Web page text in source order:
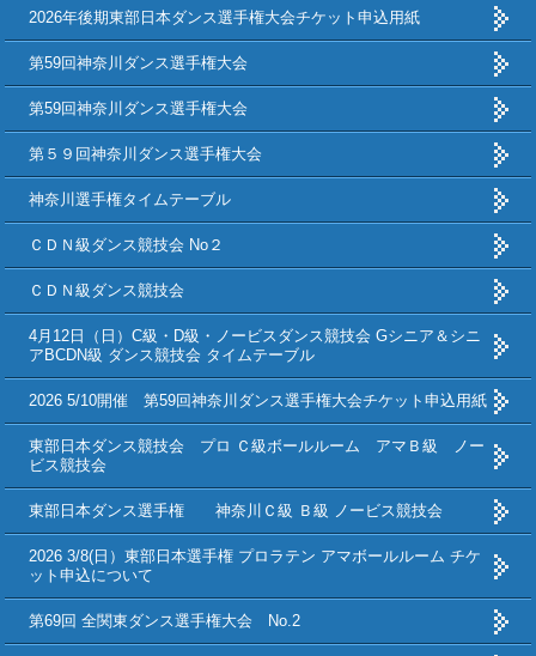
2026年後期東部日本ダンス選手権大会チケット申込用紙
第59回神奈川ダンス選手権大会
第59回神奈川ダンス選手権大会
第５９回神奈川ダンス選手権大会
神奈川選手権タイムテーブル
ＣＤＮ級ダンス競技会 No２
ＣＤＮ級ダンス競技会
4月12日（日）C級・D級・ノービスダンス競技会 Gシニア＆シニ
アBCDN級 ダンス競技会 タイムテーブル
2026 5/10開催 第59回神奈川ダンス選手権大会チケット申込用紙
東部日本ダンス競技会 プロ Ｃ級ボールルーム アマＢ級 ノー
ビス競技会
東部日本ダンス選手権 神奈川Ｃ級 Ｂ級 ノービス競技会
2026 3/8(日）東部日本選手権 プロラテン アマボールルーム チケ
ット申込について
第69回 全関東ダンス選手権大会 No.2